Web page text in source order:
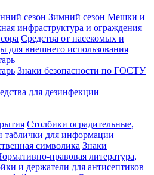
сезон Зимний сезон Мешки и
инфраструктура и ограждения
Средства от насекомых и
для внешнего использования
Знаки безопасности по ГОСТУ
для дезинфекции
Столбики оградительные,
таблички для информации
символика Знаки
правовая литература,
и держатели для антисептиков